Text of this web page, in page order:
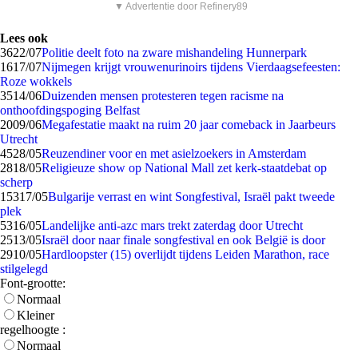
▼ Advertentie door Refinery89
Lees ook
3622/07Politie deelt foto na zware mishandeling Hunnerpark
1617/07Nijmegen krijgt vrouwenurinoirs tijdens Vierdaagsefeesten:
Roze wokkels
3514/06Duizenden mensen protesteren tegen racisme na
onthoofdingspoging Belfast
2009/06Megafestatie maakt na ruim 20 jaar comeback in Jaarbeurs
Utrecht
4528/05Reuzen­diner voor en met asielzoekers in Amsterdam
2818/05Religieuze show op National Mall zet kerk-staatdebat op
scherp
15317/05Bulgarije verrast en wint Songfestival, Israël pakt tweede
plek
5316/05Landelijke anti-azc mars trekt zaterdag door Utrecht
2513/05Israël door naar finale songfestival en ook België is door
2910/05Hardloopster (15) overlijdt tijdens Leiden Marathon, race
stilgelegd
Font-grootte:
Normaal
Kleiner
regelhoogte :
Normaal